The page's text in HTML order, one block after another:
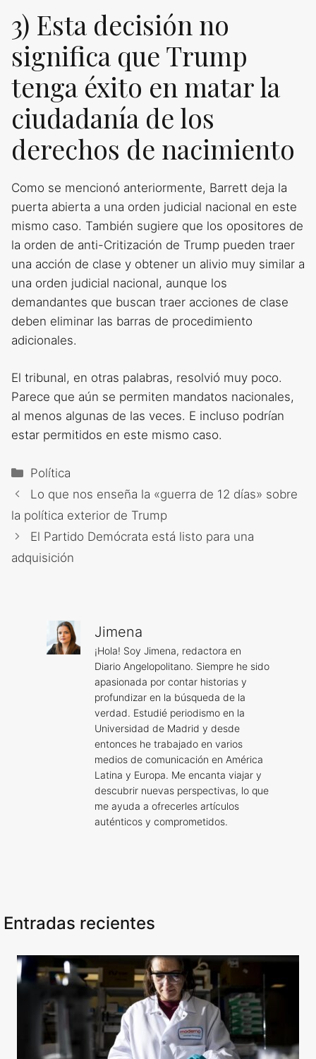
3) Esta decisión no
significa que Trump
tenga éxito en matar la
ciudadanía de los
derechos de nacimiento
Como se mencionó anteriormente, Barrett deja la
puerta abierta a una orden judicial nacional en este
mismo caso. También sugiere que los opositores de
la orden de anti-Critización de Trump pueden traer
una acción de clase y obtener un alivio muy similar a
una orden judicial nacional, aunque los
demandantes que buscan traer acciones de clase
deben eliminar las barras de procedimiento
adicionales.
El tribunal, en otras palabras, resolvió muy poco.
Parece que aún se permiten mandatos nacionales,
al menos algunas de las veces. E incluso podrían
estar permitidos en este mismo caso.
Categorías
Política
Lo que nos enseña la «guerra de 12 días» sobre
la política exterior de Trump
El Partido Demócrata está listo para una
adquisición
Jimena
¡Hola! Soy Jimena, redactora en
Diario Angelopolitano. Siempre he sido
apasionada por contar historias y
profundizar en la búsqueda de la
verdad. Estudié periodismo en la
Universidad de Madrid y desde
entonces he trabajado en varios
medios de comunicación en América
Latina y Europa. Me encanta viajar y
descubrir nuevas perspectivas, lo que
me ayuda a ofrecerles artículos
auténticos y comprometidos.
Entradas recientes